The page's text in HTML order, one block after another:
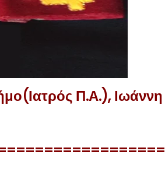
(Ιατρός Π.Α.),Ιωάννη